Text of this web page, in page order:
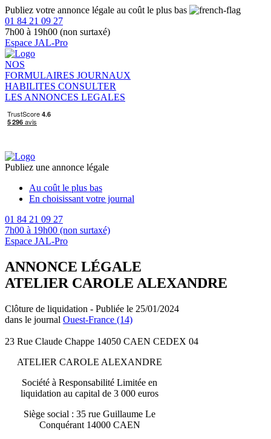
Publiez votre annonce légale au coût le plus bas
01 84 21 09 27
7h00 à 19h00 (non surtaxé)
Espace JAL-Pro
NOS
FORMULAIRES JOURNAUX
HABILITES CONSULTER
LES ANNONCES LEGALES
Publiez une annonce légale
Au coût le plus bas
En choisissant votre journal
01 84 21 09 27
7h00 à 19h00 (non surtaxé)
Espace JAL-Pro
ANNONCE LÉGALE
ATELIER CAROLE ALEXANDRE
Clôture de liquidation - Publiée le 25/01/2024
dans le journal Ouest-France (14)
23 Rue Claude Chappe 14050 CAEN CEDEX 04
ATELIER CAROLE ALEXANDRE
Société à Responsabilité Limitée en
liquidation au capital de 3 000 euros
Siège social : 35 rue Guillaume Le
Conquérant 14000 CAEN